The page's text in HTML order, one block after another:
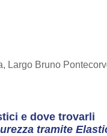
Largo Bruno
e dove trovarli
tramite